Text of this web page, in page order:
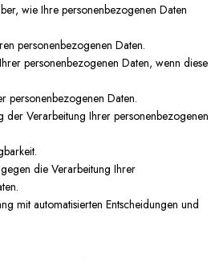
wie Ihre personenbezogenen Daten
personenbezogenen Daten.
personenbezogenen Daten, wenn diese
personenbezogenen Daten.
der Verarbeitung Ihrer personenbezogenen
die Verarbeitung Ihrer
mit automatisierten Entscheidungen und